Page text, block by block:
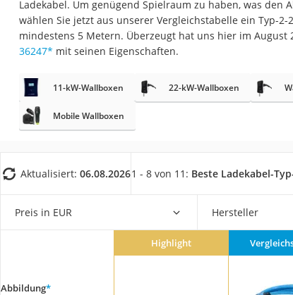
AGM-
Thule-
Autobatterie-
Felgenbaum
Wagenheber
Service
Ladekabel. Um genügend Spielraum zu haben, was den
wählen Sie jetzt aus unserer Vergleichstabelle ein Typ-2-
mindestens 5 Metern. Überzeugt hat uns hier im August
36247* mit seinen Eigenschaften.
11-kW-Wallboxen 22-kW-Wallboxen
Mobile Wallboxen
Aktualisiert: 06.08.20261 - 8 von 11: Beste Ladekabel-
Preis in EUR Hersteller
Abbildung*
Highlight